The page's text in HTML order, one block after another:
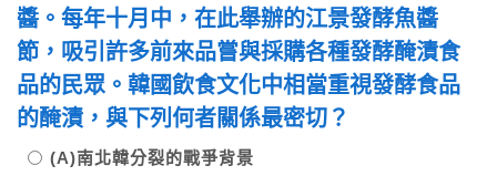
醬。每年十月中，在此舉辦的江景發酵魚醬
節，吸引許多前來品嘗與採購各種發酵醃漬食
品的民眾。韓國飲食文化中相當重視發酵食品
的醃漬，與下列何者關係最密切？
(A)南北韓分裂的戰爭背景